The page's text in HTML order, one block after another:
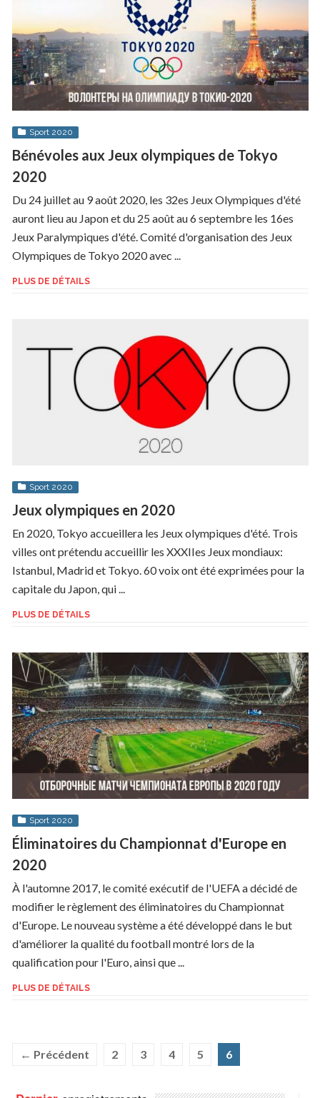
Sport 2020
Bénévoles aux Jeux olympiques de Tokyo
2020
Du 24 juillet au 9 août 2020, les 32es Jeux Olympiques d'été
auront lieu au Japon et du 25 août au 6 septembre les 16es
Jeux Paralympiques d'été. Comité d'organisation des Jeux
Olympiques de Tokyo 2020 avec ...
PLUS DE DÉTAILS
Sport 2020
Jeux olympiques en 2020
En 2020, Tokyo accueillera les Jeux olympiques d'été. Trois
villes ont prétendu accueillir les XXXIIes Jeux mondiaux:
Istanbul, Madrid et Tokyo. 60 voix ont été exprimées pour la
capitale du Japon, qui ...
PLUS DE DÉTAILS
Sport 2020
Éliminatoires du Championnat d'Europe en
2020
À l'automne 2017, le comité exécutif de l'UEFA a décidé de
modifier le règlement des éliminatoires du Championnat
d'Europe. Le nouveau système a été développé dans le but
d'améliorer la qualité du football montré lors de la
qualification pour l'Euro, ainsi que ...
PLUS DE DÉTAILS
← Précédent 2 3 4 5 6